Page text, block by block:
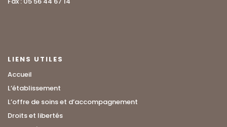
LIENS UTILES
Accueil
L’établissement
L’offre de soins et d’accompagnement
Droits et libertés